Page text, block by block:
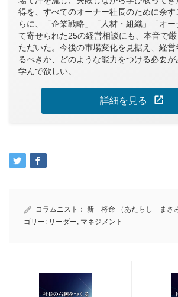
得を、すべてのオーナー社長のために余す
らに、「企業戦略」「人材・組織」「オ
て寄せられた25の経営相談にも、本音で
ただいた。今後の市場変化を見据え、経
るべきか、どのような能力をつける必要
学んで欲しい。
詳細を見る open_in_new
コラムニスト： 新 将命 （あたらし まさ
ゴリー: リーダー マネジメント